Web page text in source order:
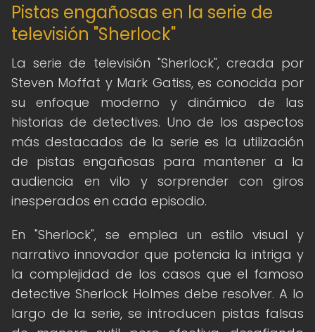
Pistas engañosas en la serie de
televisión "Sherlock"
La serie de televisión "Sherlock", creada por
Steven Moffat y Mark Gatiss, es conocida por
su enfoque moderno y dinámico de las
historias de detectives. Uno de los aspectos
más destacados de la serie es la utilización
de pistas engañosas para mantener a la
audiencia en vilo y sorprender con giros
inesperados en cada episodio.
En "Sherlock", se emplea un estilo visual y
narrativo innovador que potencia la intriga y
la complejidad de los casos que el famoso
detective Sherlock Holmes debe resolver. A lo
largo de la serie, se introducen pistas falsas